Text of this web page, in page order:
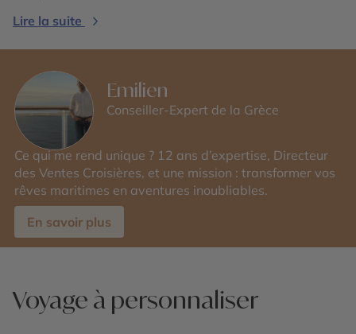
Lire la suite
Emilien
Conseiller-Expert de la Grèce
Ce qui me rend unique ? 12 ans d’expertise, Directeur
des Ventes Croisières, et une mission : transformer vos
rêves maritimes en aventures inoubliables.
En savoir plus
Voyage à personnaliser